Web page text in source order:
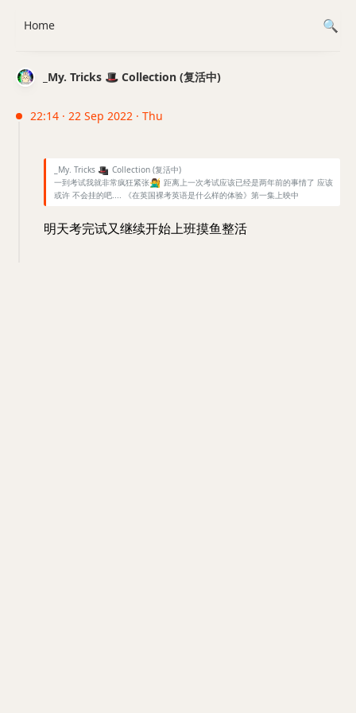
_My. Tricks 🎩 Collection (复活中)
22:14 · 22 Sep 2022 · Thu
_My. Tricks 🎩 Collection (复活中)
一到考试我就非常疯狂紧张🙅‍♂️ 距离上一次考试应该已经是两年前的事情了 应该
或许 不会挂的吧.... 《在英国裸考英语是什么样的体验》第一集上映中
明天考完试又继续开始上班摸鱼整活
Home